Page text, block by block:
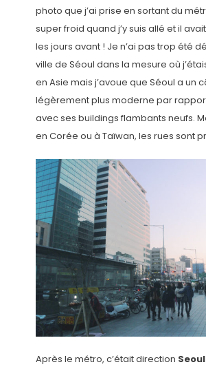
photo que j’ai prise en sortant du
super froid quand j’y suis allé et il
les jours avant ! Je n’ai pas trop été
ville de Séoul dans la mesure où
en Asie mais j’avoue que Séoul a un
légèrement plus moderne par
avec ses buildings flambants neufs.
en Corée ou à Taïwan, les rues sont
Après le métro, c’était direction